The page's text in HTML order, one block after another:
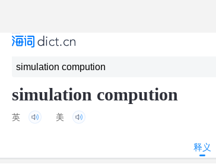
simulation compution
英 美
释义